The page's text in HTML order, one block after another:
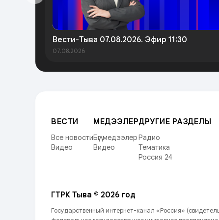
Вести-Тыва 07.08.2026. Эфир 11:30
07.08.2026
ВЕСТИ
Все новости
Видео
МЕДЭЭЛЕР
Бүгү медээлер
Видео
ДРУГИЕ РАЗДЕЛЫ
Радио
Тематика
Россия 24
ГТРК Тыва © 2026 год
Государственный интернет-канал «Россия»